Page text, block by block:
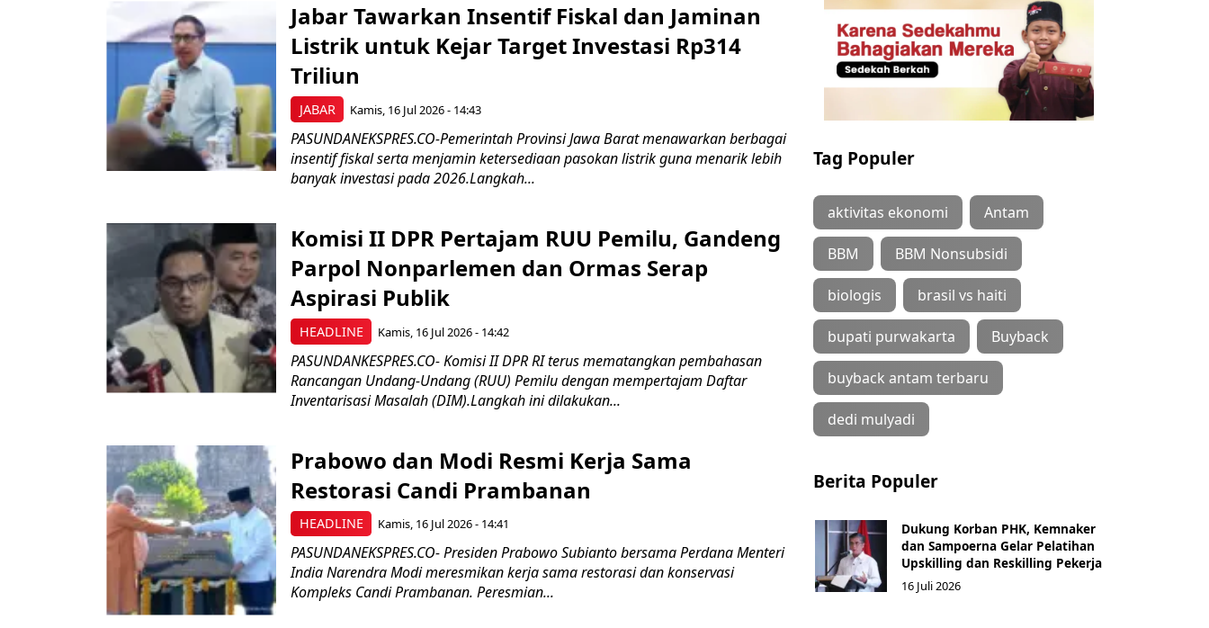
JABAR
Jabar Tawarkan Insentif Fiskal dan Jaminan
Listrik untuk Kejar Target Investasi Rp314
Triliun
Kamis, 16 Jul 2026 - 14:43
PASUNDANEKSPRES.CO-Pemerintah Provinsi Jawa Barat menawarkan berbagai
insentif fiskal serta menjamin ketersediaan pasokan listrik guna menarik lebih
banyak investasi pada 2026.Langkah...
HEADLINE
Komisi II DPR Pertajam RUU Pemilu, Gandeng
Parpol Nonparlemen dan Ormas Serap
Aspirasi Publik
Kamis, 16 Jul 2026 - 14:42
PASUNDANKESPRES.CO- Komisi II DPR RI terus mematangkan pembahasan
Rancangan Undang-Undang (RUU) Pemilu dengan mempertajam Daftar
Inventarisasi Masalah (DIM).Langkah ini dilakukan...
HEADLINE
Prabowo dan Modi Resmi Kerja Sama
Restorasi Candi Prambanan
Kamis, 16 Jul 2026 - 14:41
PASUNDANEKSPRES.CO- Presiden Prabowo Subianto bersama Perdana Menteri
India Narendra Modi meresmikan kerja sama restorasi dan konservasi
Kompleks Candi Prambanan. Peresmian...
Tag Populer
aktivitas ekonomi Antam
BBM BBM Nonsubsidi
biologis brasil vs haiti
bupati purwakarta Buyback
buyback antam terbaru
dedi mulyadi
Berita Populer
Dukung Korban PHK, Kemnaker
dan Sampoerna Gelar Pelatihan
Upskilling dan Reskilling Pekerja
16 Juli 2026